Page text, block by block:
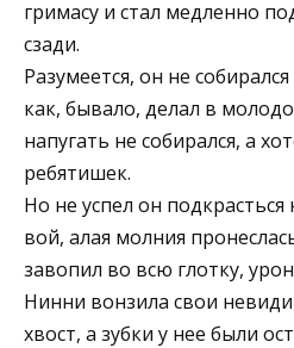
гримасу и стал медленно
сзади.
Разумеется, он не
как, бывало, делал в
напугать не собирался, а
ребятишек.
Но не успел он подкрасться
вой, алая молния
завопил во всю глотку,
Нинни вонзила свои
хвост, а зубки у нее были